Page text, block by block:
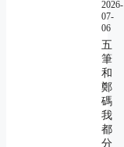
2026-
07-
06
五
筆
和
鄭
碼
我
都
分